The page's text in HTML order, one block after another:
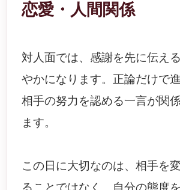
恋愛・人間関係
対人面では、感謝を先に伝え
やかになります。正論だけで進
相手の努力を認める一言が関
ます。
この日に大切なのは、相手を
ることではなく、自分の態度